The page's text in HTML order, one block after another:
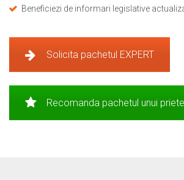
Beneficiezi de informari legislative
Solicita pachetul EXPERT
Recomanda pachetul unui